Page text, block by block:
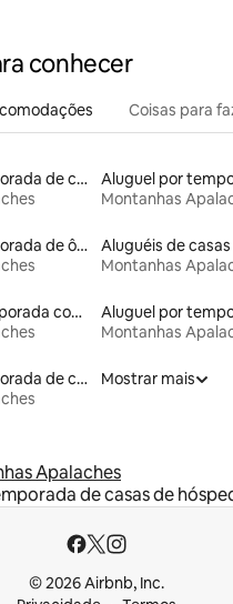
conhecer
Coisas para
Aluguel por temporada de casas arredondadas
Montanhas
Aluguel por temporada de ônibus
Aluguéis de
Montanhas
Aluguéis por temporada com acesso ao lago
Montanhas
Aluguel por temporada de casas-barco
Mostrar mais
Apalaches
de casas de
© 2026 Airbnb, Inc.